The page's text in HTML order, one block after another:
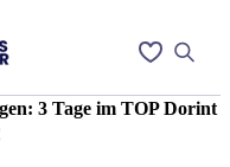
3 Tage im TOP Dorint